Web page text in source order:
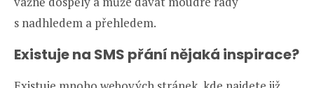
s nadhledem a přehledem.
Existuje na SMS přání nějaká inspirace?